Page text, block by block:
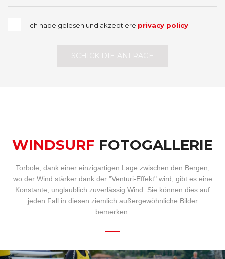
Ich habe gelesen und akzeptiere privacy policy
SCHICK DIE ANFRAGE
WINDSURF FOTOGALLERIE
Torbole, dank einer einzigartigen Lage zwischen den Bergen,
wo der Wind stärker dank der "Venturi-Effekt" wird, gibt es eine
Konstante, unglaublich zuverlässig Wind. Sie können dies auf
jeden Fall in diesen ziemlich außergewöhnliche Bilder
bemerken.